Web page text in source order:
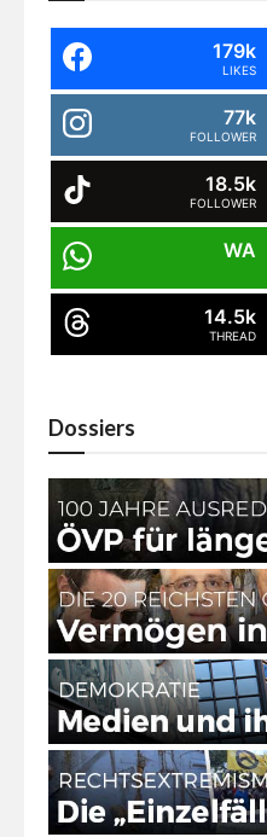
179k
LIKES
77k
FOLLOWER
18.5k
FOLLOWER
WA
14.5k
THREAD
Dossiers